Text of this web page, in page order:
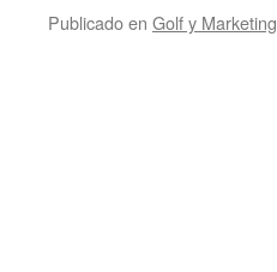
Publicado en Golf y Marketing